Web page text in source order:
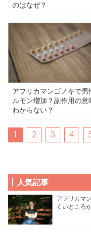
のはなぜ？
アフリカマンゴノキで男
ルモン増加？副作用の意
わからない？
1 2 3 4
人気記事
アフリカマ
くいところ